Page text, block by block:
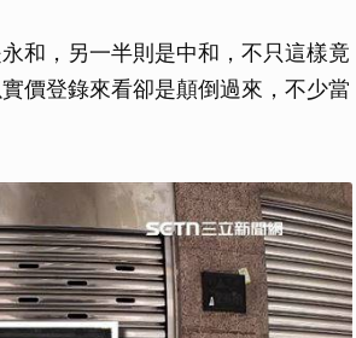
和，另一半則是中和，不只這樣竟
價登錄來看卻是顛倒過來，不少當